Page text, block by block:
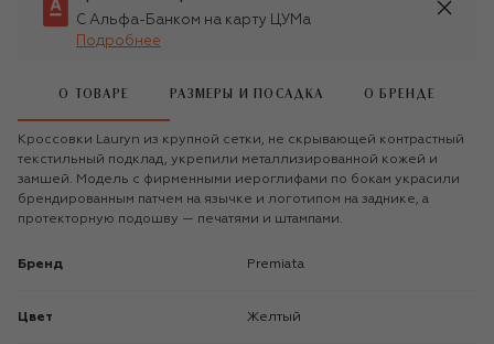
С Альфа-Банком на карту ЦУМа
Подробнее
О ТОВАРЕ РАЗМЕРЫ И ПОСАДКА О БРЕНДЕ
Кроссовки Lauryn из крупной сетки, не скрывающей контрастный
текстильный подклад, укрепили металлизированной кожей и
замшей. Модель с фирменными иероглифами по бокам украсили
брендированным патчем на язычке и логотипом на заднике, а
протекторную подошву — печатями и штампами.
Бренд Premiata
Цвет Желтый